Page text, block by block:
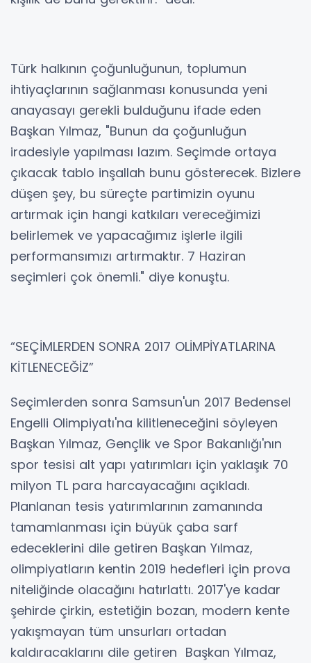
Türk halkının çoğunluğunun, toplumun
ihtiyaçlarının sağlanması konusunda yeni
anayasayı gerekli bulduğunu ifade eden
Başkan Yılmaz, "Bunun da çoğunluğun
iradesiyle yapılması lazım. Seçimde ortaya
çıkacak tablo inşallah bunu gösterecek. Bizlere
düşen şey, bu süreçte partimizin oyunu
artırmak için hangi katkıları vereceğimizi
belirlemek ve yapacağımız işlerle ilgili
performansımızı artırmaktır. 7 Haziran
seçimleri çok önemli." diye konuştu.
“SEÇİMLERDEN SONRA 2017 OLİMPİYATLARINA
KİTLENECEĞİZ”
Seçimlerden sonra Samsun'un 2017 Bedensel
Engelli Olimpiyatı'na kilitleneceğini söyleyen
Başkan Yılmaz, Gençlik ve Spor Bakanlığı'nın
spor tesisi alt yapı yatırımları için yaklaşık 70
milyon TL para harcayacağını açıkladı.
Planlanan tesis yatırımlarının zamanında
tamamlanması için büyük çaba sarf
edeceklerini dile getiren Başkan Yılmaz,
olimpiyatların kentin 2019 hedefleri için prova
niteliğinde olacağını hatırlattı. 2017'ye kadar
şehirde çirkin, estetiğin bozan, modern kente
yakışmayan tüm unsurları ortadan
kaldıracaklarını dile getiren Başkan Yılmaz,